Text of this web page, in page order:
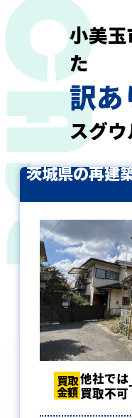
小美
た
訳あ
スグウ
買取
金額
茨城県の再建
買取
金額
他社では
買取不可
買取
金額